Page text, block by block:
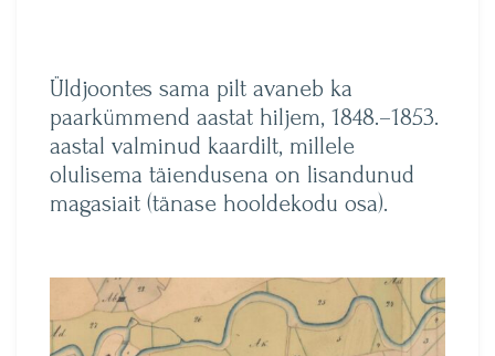
Üldjoontes sama pilt avaneb ka
paarkümmend aastat hiljem, 1848.–1853.
aastal valminud kaardilt, millele
olulisema täiendusena on lisandunud
magasiait (tänase hooldekodu osa).